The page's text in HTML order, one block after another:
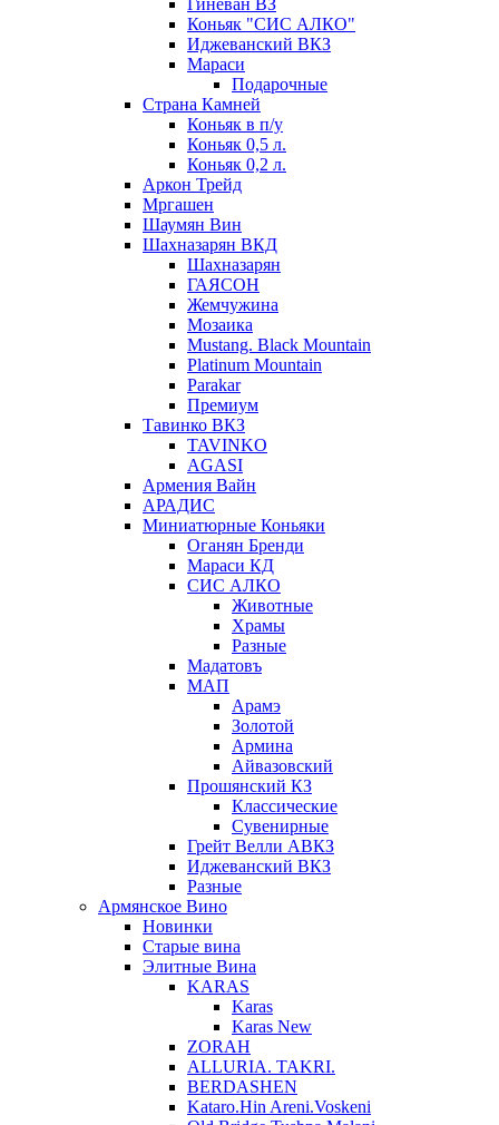
Гиневан ВЗ
Коньяк "СИС АЛКО"
Иджеванский ВКЗ
Мараси
Подарочные
Страна Камней
Коньяк в п/у
Коньяк 0,5 л.
Коньяк 0,2 л.
Аркон Трейд
Мргашен
Шаумян Вин
Шахназарян ВКД
Шахназарян
ГАЯСОН
Жемчужина
Мозаика
Mustang. Black Mountain
Platinum Mountain
Parakar
Премиум
Тавинко ВКЗ
TAVINKO
AGASI
Армения Вайн
АРАДИС
Миниатюрные Коньяки
Оганян Бренди
Мараси КД
СИС АЛКО
Животные
Храмы
Разные
Мадатовъ
МАП
Арамэ
Золотой
Армина
Айвазовский
Прошянский КЗ
Классические
Сувенирные
Грейт Велли АВКЗ
Иджеванский ВКЗ
Разные
Армянское Вино
Новинки
Старые вина
Элитные Вина
KARAS
Karas
Karas New
ZORAH
ALLURIA. TAKRI.
BERDASHEN
Kataro.Hin Areni.Voskeni